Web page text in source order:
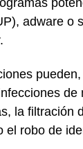
adware o
de
la filtración
el robo de